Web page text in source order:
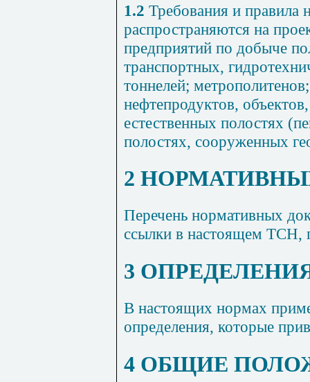
1.2 Требования и правила
распространяются на
предприятий по добыче
транспортных,
тоннелей;
нефтепродуктов,
естественных полостях
полостях, сооруженных
2
Перечень нормативных
ссылки в настоящем ТСН,
3
В настоящих нормах
определения, которые
4 ОБЩИЕ